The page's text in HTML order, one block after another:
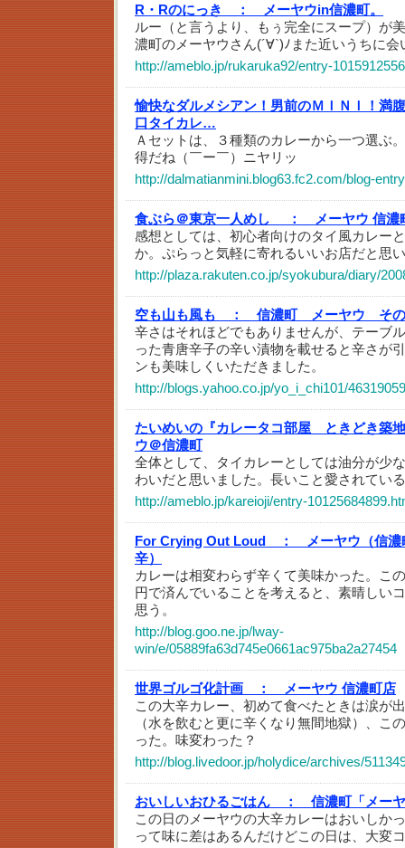
R・Rのにっき ：
メーヤウin信濃町。
ルー（と言うより、もぅ完全にスープ）が
濃町のメーヤウさん(´∀`)ﾉまた近いうちに
http://ameblo.jp/rukaruka92/entry-
愉快なダルメシアン！男前のＭＩＮＩ！満
口タイカレ…
Ａセットは、３種類のカレーから一つ選ぶ
得だね（￣ー￣）ニヤリッ
http://dalmatianmini.blog63.fc2.com/blog-
食ぶら＠東京一人めし ：
メーヤウ 信
感想としては、初心者向けのタイ風カレー
か。ぷらっと気軽に寄れるいいお店だと思
http://plaza.rakuten.co.jp/syokubura/diary/
空も山も風も ：
信濃町 メーヤウ そ
辛さはそれほどでもありませんが、テーブ
った青唐辛子の辛い漬物を載せると辛さが
ンも美味しくいただきました。
http://blogs.yahoo.co.jp/yo_i_chi101/
たいめいの『カレータコ部屋 ときどき築
ウ＠信濃町
全体として、タイカレーとしては油分が少
わいだと思いました。長いこと愛されてい
http://ameblo.jp/kareioji/entry-
For Crying Out Loud ：
メーヤウ（信
辛）
カレーは相変わらず辛くて美味かった。こ
円で済んでいることを考えると、素晴しい
思う。
http://blog.goo.ne.jp/lway-
win/e/05889fa63d745e0661ac975ba2a27454
世界ゴルゴ化計画 ：
メーヤウ 信濃町店
この大辛カレー、初めて食べたときは涙が
（水を飲むと更に辛くなり無間地獄）、こ
った。味変わった？
http://blog.livedoor.jp/holydice/archives/
おいしいおひるごはん ：
信濃町「メー
この日のメーヤウの大辛カレーはおいしか
って味に差はあるんだけどこの日は、大変